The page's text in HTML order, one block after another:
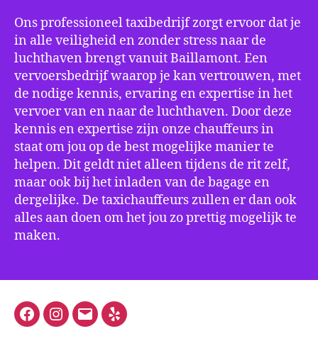
Ons professioneel taxibedrijf zorgt ervoor dat je
in alle veiligheid en zonder stress naar de
luchthaven brengt vanuit Baillamont. Een
vervoersbedrijf waarop je kan vertrouwen, met
de nodige kennis, ervaring en expertise in het
vervoer van en naar de luchthaven. Door deze
kennis en expertise zijn onze chauffeurs in
staat om jou op de best mogelijke manier te
helpen. Dit geldt niet alleen tijdens de rit zelf,
maar ook bij het inladen van de bagage en
dergelijke. De taxichauffeurs zullen er dan ook
alles aan doen om het jou zo prettig mogelijk te
maken.
FacebookInstagram
E-
Yelp